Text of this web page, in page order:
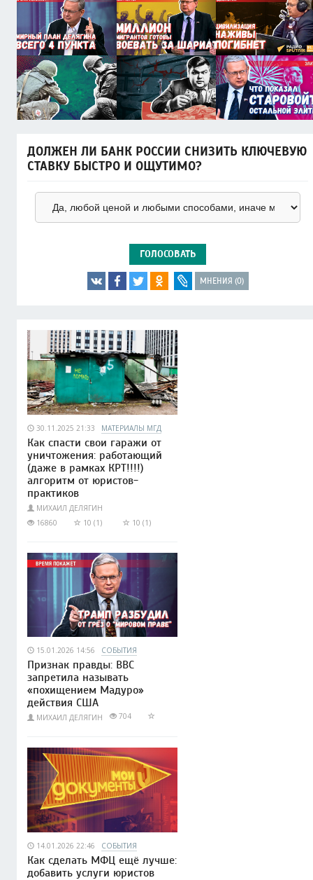
ДОЛЖЕН ЛИ БАНК РОССИИ СНИЗИТЬ КЛЮЧЕВУЮ
СТАВКУ БЫСТРО И ОЩУТИМО?
ГОЛОСОВАТЬ
МНЕНИЯ (0)
30.11.2025 21:33 МАТЕРИАЛЫ МГД
Как спасти свои гаражи от
уничтожения: работающий
(даже в рамках КРТ!!!!)
алгоритм от юристов-
практиков
МИХАИЛ ДЕЛЯГИН
16860
10 (1) 10 (1)
15.01.2026 14:56 СОБЫТИЯ
Признак правды: BBC
запретила называть
«похищением Мадуро»
действия США
МИХАИЛ ДЕЛЯГИН 704
14.01.2026 22:46 СОБЫТИЯ
Как сделать МФЦ ещё лучше:
добавить услуги юристов